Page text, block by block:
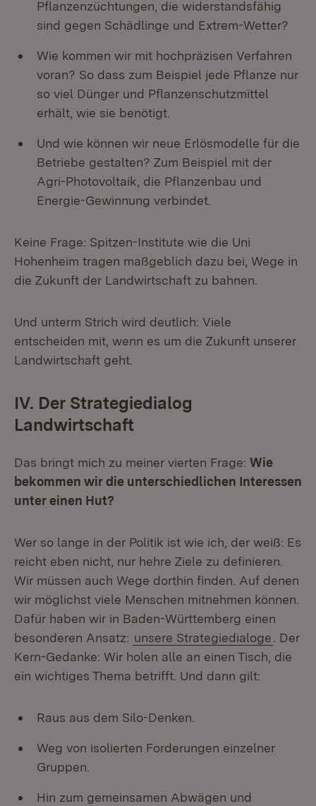
Pflanzenzüchtungen, die widerstandsfähig
sind gegen Schädlinge und Extrem-Wetter?
Wie kommen wir mit hochpräzisen Verfahren
voran? So dass zum Beispiel jede Pflanze nur
so viel Dünger und Pflanzenschutzmittel
erhält, wie sie benötigt.
Und wie können wir neue Erlösmodelle für die
Betriebe gestalten? Zum Beispiel mit der
Agri-Photovoltaik, die Pflanzenbau und
Energie-Gewinnung verbindet.
Keine Frage: Spitzen-Institute wie die Uni
Hohenheim tragen maßgeblich dazu bei, Wege in
die Zukunft der Landwirtschaft zu bahnen.
Und unterm Strich wird deutlich: Viele
entscheiden mit, wenn es um die Zukunft unserer
Landwirtschaft geht.
IV. Der Strategiedialog
Landwirtschaft
Das bringt mich zu meiner vierten Frage: Wie
bekommen wir die unterschiedlichen Interessen
unter einen Hut?
Wer so lange in der Politik ist wie ich, der weiß: Es
reicht eben nicht, nur hehre Ziele zu definieren.
Wir müssen auch Wege dorthin finden. Auf denen
wir möglichst viele Menschen mitnehmen können.
Dafür haben wir in Baden-Württemberg einen
besonderen Ansatz: unsere Strategiedialoge
. Der
Kern-Gedanke: Wir holen alle an einen Tisch, die
ein wichtiges Thema betrifft. Und dann gilt:
Raus aus dem Silo-Denken.
Weg von isolierten Forderungen einzelner
Gruppen.
Hin zum gemeinsamen Abwägen und